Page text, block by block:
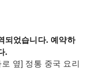
되었습니다. 예약하
.
옆] 정통 중국 요리